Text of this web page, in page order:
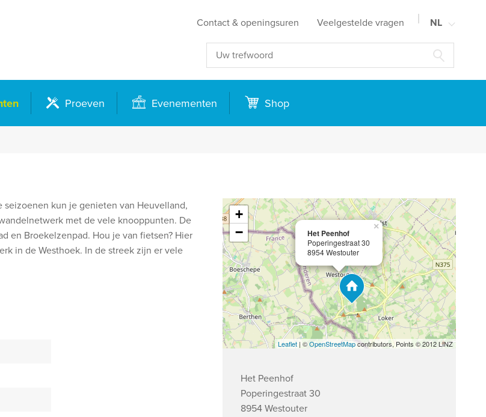
Contact & openingsuren Veelgestelde vragen NL
FR
Proeven Evenementen Shop
kun je genieten van Heuvelland,
met de vele knooppunten. De
en Broekelzenpad. Hou je van fietsen? Hier
in de Westhoek. In de streek zijn er vele
Het Peenhof
Poperingestraat 30
8954 Westouter
×
+
−
Leaflet | ©OpenStreetMapcontributors, Points © 2012 LINZ
Het Peenhof
Poperingestraat 30
8954 Westouter